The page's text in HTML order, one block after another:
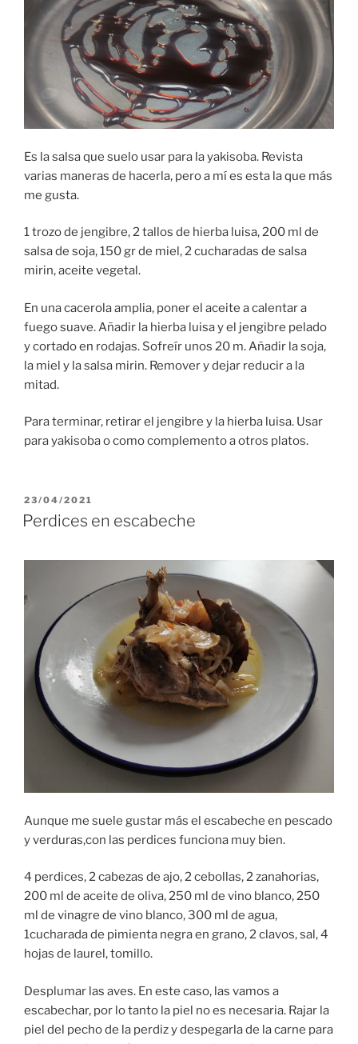
Es la salsa que suelo usar para la yakisoba. Revista
varias maneras de hacerla, pero a mí es esta la que más
me gusta.
1 trozo de jengibre, 2 tallos de hierba luisa, 200 ml de
salsa de soja, 150 gr de miel, 2 cucharadas de salsa
mirin, aceite vegetal.
En una cacerola amplia, poner el aceite a calentar a
fuego suave. Añadir la hierba luisa y el jengibre pelado
y cortado en rodajas. Sofreír unos 20 m. Añadir la soja,
la miel y la salsa mirin. Remover y dejar reducir a la
mitad.
Para terminar, retirar el jengibre y la hierba luisa. Usar
para yakisoba o como complemento a otros platos.
PUBLICADO
EL
23/04/2021
Perdices en escabeche
Aunque me suele gustar más el escabeche en pescado
y verduras,con las perdices funciona muy bien.
4 perdices, 2 cabezas de ajo, 2 cebollas, 2 zanahorias,
200 ml de aceite de oliva, 250 ml de vino blanco, 250
ml de vinagre de vino blanco, 300 ml de agua,
1cucharada de pimienta negra en grano, 2 clavos, sal, 4
hojas de laurel, tomillo.
Desplumar las aves. En este caso, las vamos a
escabechar, por lo tanto la piel no es necesaria. Rajar la
piel del pecho de la perdiz y despegarla de la carne para